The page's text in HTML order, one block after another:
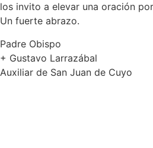
los invito a elevar una oración
Un fuerte abrazo.
Padre Obispo
+ Gustavo Larrazábal
Auxiliar de San Juan de Cuyo